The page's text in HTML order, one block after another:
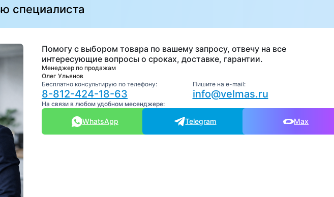
специалиста
Помогу с выбором товара по вашему запросу, отвечу на все
интересующие вопросы о сроках, доставке, гарантии.
Менеджер по продажам
Олег Ульянов
Бесплатно консультирую по телефону:
8-812-424-18-63
Пишите на e-mail:
info@velmas.ru
На связи в любом удобном месенджере:
WhatsApp Telegram Max